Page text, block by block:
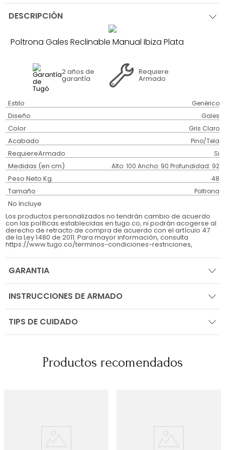
DESCRIPCIÓN
Poltrona Gales Reclinable Manual Ibiza Plata
2 años de
garantía
Requiere
Armado
Estilo Genérico
Diseño Gales
Color Gris Claro
Acabado Pino/Tela
RequiereArmado Si
Medidas (en cm) Alto: 100 Ancho: 90 Profundidad: 92
Peso Neto Kg. 48
Tamaño Poltrona
No Incluye
Los productos personalizados no tendrán cambio de acuerdo
con las políticas establecidas en tugo.co, ni podrán acogerse al
derecho de retracto de compra de acuerdo con el artículo 47
de la Ley 1480 de 2011. Para mayor información, consulta
https://www.tugo.co/terminos-condiciones-restriciones,
GARANTIA
INSTRUCCIONES DE ARMADO
TIPS DE CUIDADO
Productos recomendados